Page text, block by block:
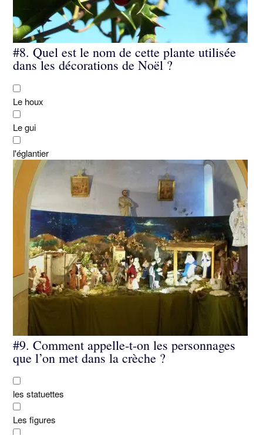
#8. Quel est le nom de cette plante utilisée
dans les décorations de Noël ?
Le houx
Le gui
l'églantier
#9. Comment appelle-t-on les personnages
que l’on met dans la crèche ?
les statuettes
Les figures